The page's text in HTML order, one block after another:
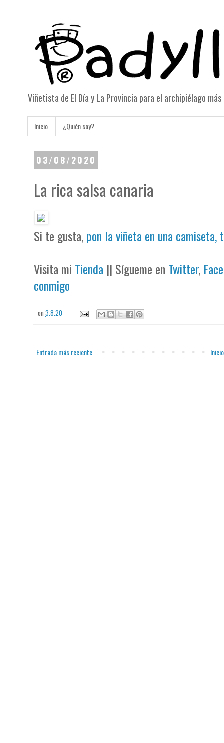
Viñetista de El Día y La Provincia para el archipiélago
Inicio ¿Quién soy?
03/08/2020
La rica salsa canaria
Si te gusta,pon la viñeta en una camiseta,
Visita mi Tienda || Sígueme en Twitter,
conmigo
on3.8.20
Entrada más reciente Inicio